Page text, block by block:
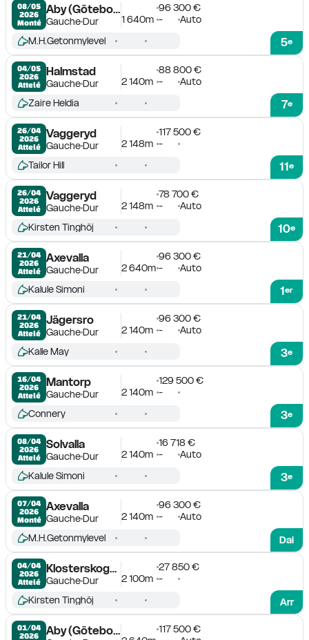
08/05
2026
Monté
Aby (Göteborg)
GaucheDur
96 300 €
1 640m - Auto
5e
M.H.Getonmylevel
04/05
2026
Attelé
Halmstad
GaucheDur
88 800 €
2 140m - Auto
7e
Zaire Heldia
26/04
2026
Attelé
Vaggeryd
GaucheDur
117 500 €
2 148m -
11e
Tailor Hill
26/04
2026
Attelé
Vaggeryd
GaucheDur
78 700 €
2 148m - Auto
10e
Kirsten Tinghöj
21/04
2026
Attelé
Axevalla
GaucheDur
96 300 €
2 640m - Auto
1er
Kalule Simoni
21/04
2026
Attelé
Jägersro
GaucheDur
96 300 €
2 140m - Auto
3e
Kalle May
16/04
2026
Attelé
Mantorp
GaucheDur
129 500 €
2 140m -
3e
Connery
08/04
2026
Attelé
Solvalla
GaucheDur
16 718 €
2 140m - Auto
3e
Kalule Simoni
07/04
2026
Monté
Axevalla
GaucheDur
96 300 €
2 140m -
Auto
Dai
M.H.Getonmylevel
04/04
2026
Attelé
Klosterskogen
GaucheDur
27 850 €
2 100m -
Arr
Kirsten Tinghöj
01/04
2026
Aby (Göteborg)
117 500 €